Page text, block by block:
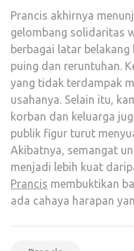
Prancis akhirnya
gelombang solidaritas
berbagai latar
puing dan reruntuhan.
yang tidak terdampak
usahanya. Selain itu,
korban dan keluarga
publik figur turut
Akibatnya, semangat
menjadi lebih kuat
Prancis membuktikan
ada cahaya harapan